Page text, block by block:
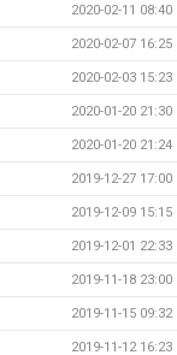
2020-02-11 08:40
2020-02-07 16:25
2020-02-03 15:23
2020-01-20 21:30
2020-01-20 21:24
2019-12-27 17:00
2019-12-09 15:15
2019-12-01 22:33
2019-11-18 23:00
2019-11-15 09:32
2019-11-12 16:23